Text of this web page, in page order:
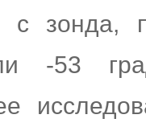
с зонда,
-53